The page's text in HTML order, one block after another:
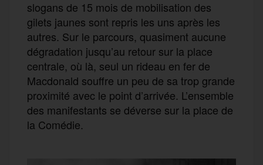
slogans de 15 mois de mobilisation des
gilets jaunes sont repris les uns après les
autres. Sur le parcours, quasiment aucune
dégradation jusqu’au retour sur la place
centrale, où là, seul un rideau en fer de
Macdonald souffre un peu de sa trop grande
proximité avec le point d’arrivée. L’ensemble
des manifestants se déverse sur la place de
la Comédie.